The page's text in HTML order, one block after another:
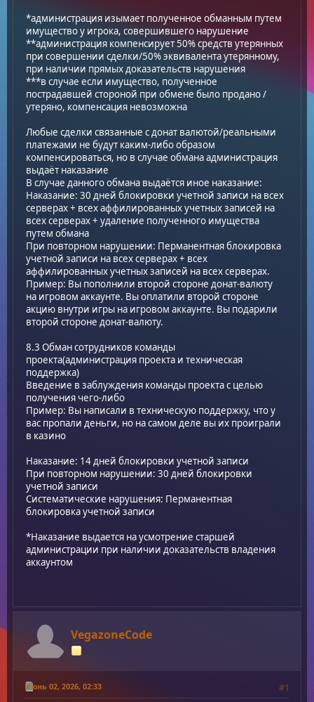
*администрация изымает полученное обманным путем
имущество у игрока, совершившего нарушение
**администрация компенсирует 50% средств утерянных
при совершении сделки/50% эквивалента утерянному,
при наличии прямых доказательств нарушения
***в случае если имущество, полученное
пострадавшей стороной при обмене было продано /
утеряно, компенсация невозможна
Любые сделки связанные с донат валютой/реальными
платежами не будут каким-либо образом
компенсироваться, но в случае обмана администрация
выдаёт наказание
В случае данного обмана выдаётся иное наказание:
Наказание: 30 дней блокировки учетной записи на всех
серверах + всех аффилированных учетных записей на
всех серверах + удаление полученного имущества
путем обмана
При повторном нарушении: Перманентная блокировка
учетной записи на всех серверах + всех
аффилированных учетных записей на всех серверах.
Пример: Вы пополнили второй стороне донат-валюту
на игровом аккаунте. Вы оплатили второй стороне
акцию внутри игры на игровом аккаунте. Вы подарили
второй стороне донат-валюту.
8.3 Обман сотрудников команды
проекта(администрация проекта и техническая
поддержка)
Введение в заблуждения команды проекта с целью
получения чего-либо
Пример: Вы написали в техническую поддержку, что у
вас пропали деньги, но на самом деле вы их проиграли
в казино
Наказание: 14 дней блокировки учетной записи
При повторном нарушении: 30 дней блокировки
учетной записи
Систематические нарушения: Перманентная
блокировка учетной записи
*Наказание выдается на усмотрение старшей
администрации при наличии доказательств владения
аккаунтом
VegazoneCode
Июнь 02, 2026, 02:33 #1